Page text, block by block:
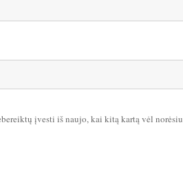
įvesti iš naujo, kai kitą kartą vėl norėsiu